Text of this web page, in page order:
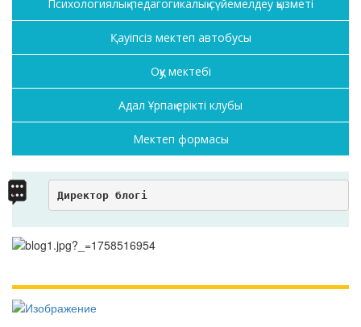
Психологиялық-педагогикалық сүйемелдеу қызметі
Қауіпсіз мектеп автобусы
Оқу мектебі
Адал Ұрпақ ерікті клубы
Мектеп формасы
Директор блогі